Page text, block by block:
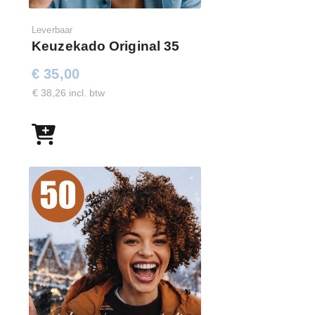
Broodstengels, 125 gr
Dubbelfriss citrus, 1,5 ltr
Popcorn, 50 gr
Pannenkoekmix, 400 gr
Doritos Bits Twisti Honey BBQ, 30 gr
TUC crackers naturel, 100 gr
M&M's Crispy, 36 gr, 2 st
Coca Cola Zero, 33 cl, 2 st
Mayonaise, 200 ml
Pesto, 80 gr
Mix voor groentesoep, 62 gr
Leverbaar
Keuzekado Original 35
€ 35,00
€ 38,26 incl. btw